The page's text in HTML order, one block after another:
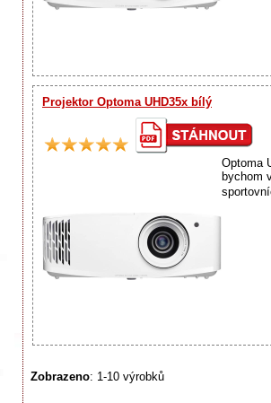
Projektor Optoma UHD35x bílý
Optoma
bychom
Zobrazeno: 1-10 výrobků